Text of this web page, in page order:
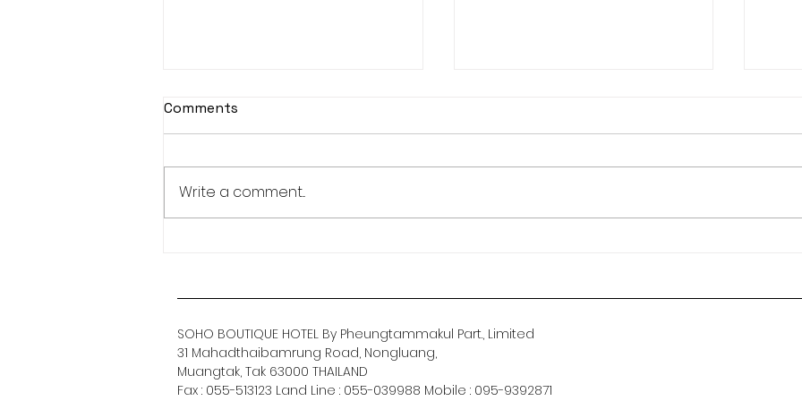
ศุภาแหนมเนือง
Comments
Write a comment...
SOHO BOUTIQUE HOTEL By Pheungtammakul Part., Limited
31 Mahadthaibamrung Road, Nongluang,
Muangtak, Tak 63000 THAILAND
Fax : 055-513123 Land Line : 055-039988 Mobile : 095-9392871